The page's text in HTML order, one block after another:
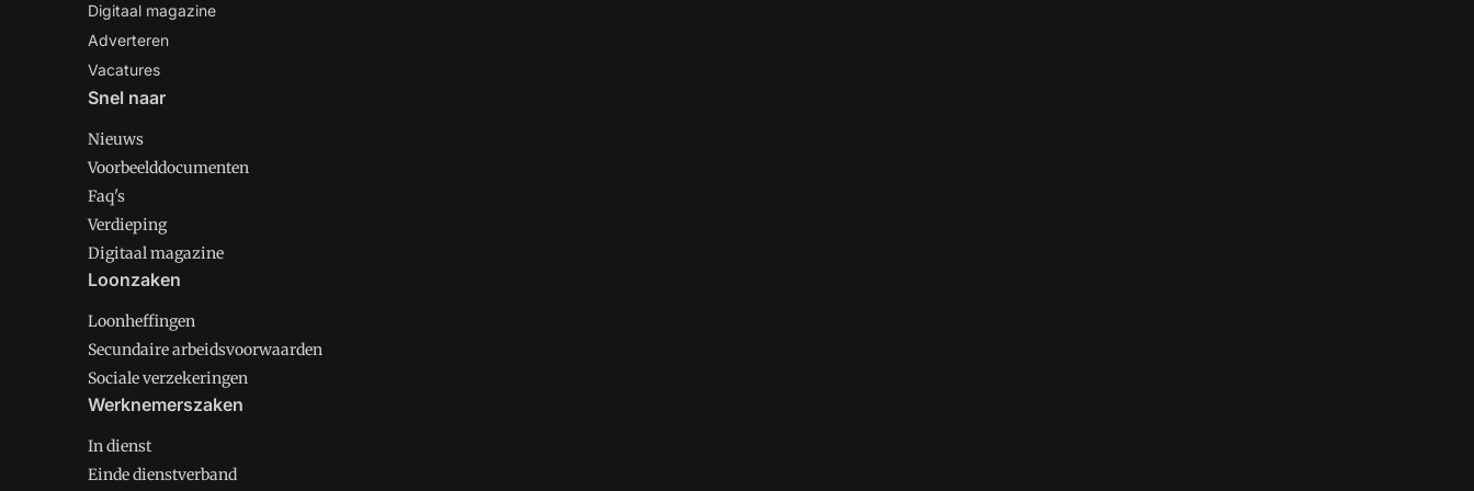
Digitaal magazine
Adverteren
Vacatures
Snel naar
Nieuws
Voorbeelddocumenten
Faq's
Verdieping
Digitaal magazine
Loonzaken
Loonheffingen
Secundaire arbeidsvoorwaarden
Sociale verzekeringen
Werknemerszaken
In dienst
Einde dienstverband